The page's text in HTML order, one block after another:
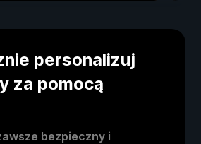
personalizuj
za pomocą
bezpieczny i